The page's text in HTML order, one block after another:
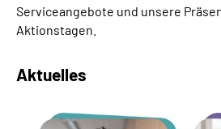
Serviceangebote und unsere
Aktionstagen.
Aktuelles